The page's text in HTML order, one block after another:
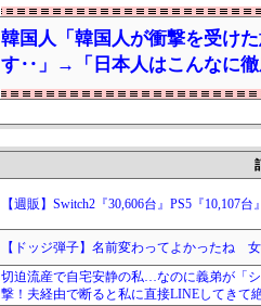
韓国人「韓国人が衝撃を受け
す‥」→「日本人はこんなに徹
【週販】Switch2『30,606台』PS5『10,107
【ドッジ弾子】名前変わってよかったね
切迫流産で自宅安静の私…なのに義弟が「
撃！夫経由で断ると私に直接LINEしてきて